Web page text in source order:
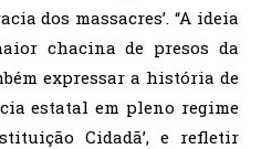
dos massacres’. “A ideia
chacina de presos da
expressar a história de
estatal em pleno regime
Cidadã’, e refletir